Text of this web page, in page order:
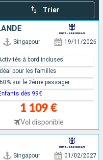
Trier
Singapour 19/11/2026
1 109 €
Vol disponible
à bord incluses
Idéal pour les familles
sur le 2ème passager
dès 99€
Singapour 01/02/2027